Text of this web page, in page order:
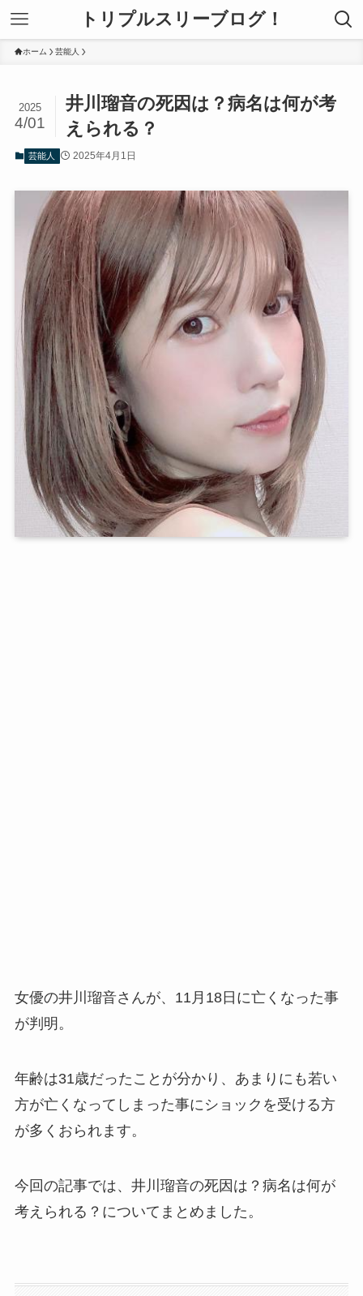
トリプルスリーブログ！
ホーム 芸能人
井川瑠音の死因は？病名は何が考
えられる？
2025
4/01
芸能人 2025年4月1日
女優の井川瑠音さんが、11月18日に亡くなった事
が判明。
年齢は31歳だったことが分かり、あまりにも若い
方が亡くなってしまった事にショックを受ける方
が多くおられます。
今回の記事では、井川瑠音の死因は？病名は何が
考えられる？についてまとめました。